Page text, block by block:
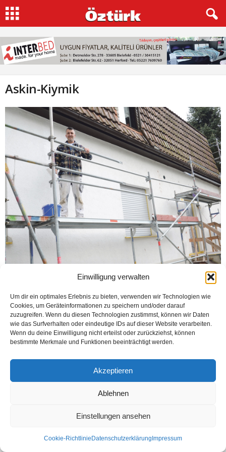
Einwilligung verwalten
Um dir ein optimales Erlebnis zu bieten, verwenden wir Technologien wie
Cookies, um Geräteinformationen zu speichern und/oder darauf
zuzugreifen. Wenn du diesen Technologien zustimmst, können wir Daten
wie das Surfverhalten oder eindeutige IDs auf dieser Website verarbeiten.
Wenn du deine Einwilligung nicht erteilst oder zurückziehst, können
bestimmte Merkmale und Funktionen beeinträchtigt werden.
Akzeptieren
Ablehnen
Einstellungen ansehen
Cookie-Richtlinie Datenschutzerklärung Impressum
Askin-Kiymik
Kontakt Datenschutzerklärung
Impressum
© Öztürk Gazetesi 1986 – 2026